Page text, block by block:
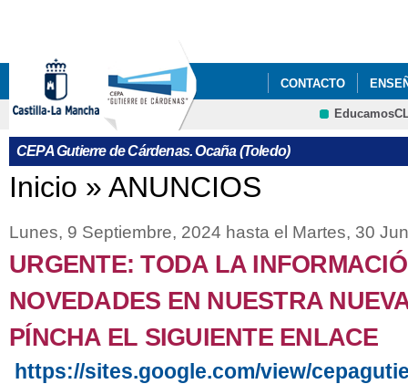
CONTACTO
CEPA Gutierre de Cárdenas. Ocaña (Toledo)
Se encuentra usted aquí
Inicio » ANUNCIOS
Lunes, 9 Septiembre, 2024 hasta el Martes, 30
URGENTE: TODA LA
NOVEDADES EN NUESTRA
PÍNCHA EL SIGUIENTE ENLACE
https://sites.google.com/view/